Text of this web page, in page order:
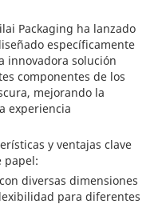
Packaging ha lanzado
específicamente
innovadora solución
componentes de los
mejorando la
experiencia
y ventajas clave
papel:
diversas dimensiones
para diferentes